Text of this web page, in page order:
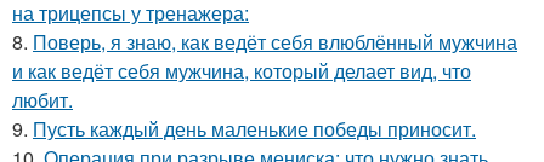
на трицепсы у тренажера:
8. Поверь, я знаю, как ведёт себя влюблённый мужчина
и как ведёт себя мужчина, который делает вид, что
любит.
9. Пусть каждый день маленькие победы приносит.